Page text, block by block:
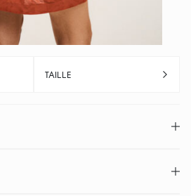
TAILLE